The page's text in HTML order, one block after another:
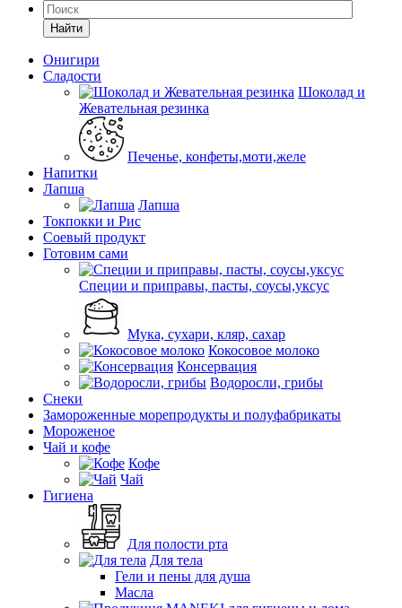
Найти
Онигири
Сладости
Шоколад и
Жевательная резинка
Печенье, конфеты,моти,желе
Напитки
Лапша
Лапша
Токпокки и Рис
Соевый продукт
Готовим сами
Специи и приправы, пасты, соусы,уксус
Мука, сухари, кляр, сахар
Кокосовое молоко
Консервация
Водоросли, грибы
Снеки
Замороженные морепродукты и полуфабрикаты
Мороженое
Чай и кофе
Кофе
Чай
Гигиена
Для полости рта
Для тела
Гели и пены для душа
Масла